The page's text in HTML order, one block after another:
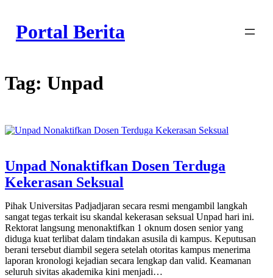
content
Portal Berita
Tag: Unpad
Unpad Nonaktifkan Dosen Terduga
Kekerasan Seksual
Pihak Universitas Padjadjaran secara resmi mengambil langkah
sangat tegas terkait isu skandal kekerasan seksual Unpad hari ini.
Rektorat langsung menonaktifkan 1 oknum dosen senior yang
diduga kuat terlibat dalam tindakan asusila di kampus. Keputusan
berani tersebut diambil segera setelah otoritas kampus menerima
laporan kronologi kejadian secara lengkap dan valid. Keamanan
seluruh sivitas akademika kini menjadi…